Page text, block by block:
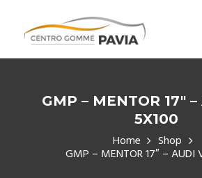
GMP – MENTOR 17″
5X100
Home Shop
GMP – MENTOR 17″ – AUDI